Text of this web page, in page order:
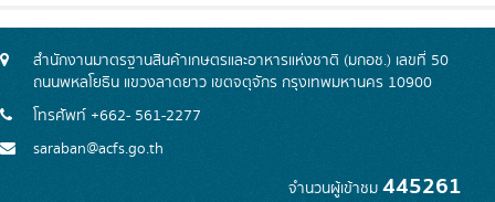
สำนักงานมาตรฐานสินค้าเกษตรและอาหารแห่งชาติ (มกอช.) เลขที่ 50
ถนนพหลโยธิน แขวงลาดยาว เขตจตุจักร กรุงเทพมหานคร 10900
โทรศัพท์ +662- 561-2277
saraban@acfs.go.th
จำนวนผู้เข้าชม 445261